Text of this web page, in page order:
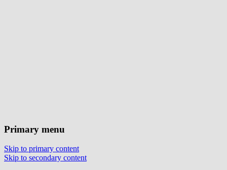
Primary menu
Skip to primary content
Skip to secondary content